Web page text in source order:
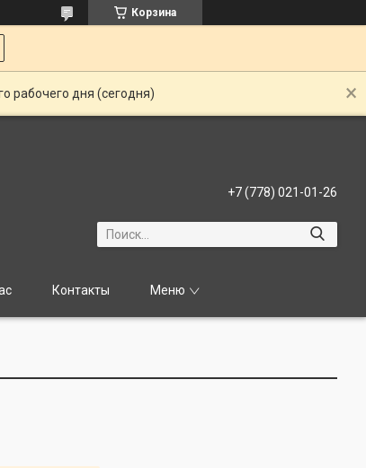
Корзина
рабочего дня (сегодня)
+7 (778) 021-01-26
Контакты Меню